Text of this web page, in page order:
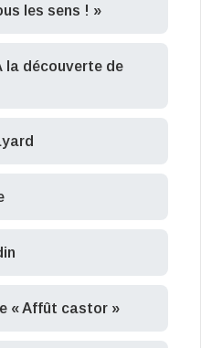
les sens ! »
la découverte de
« Affût castor »